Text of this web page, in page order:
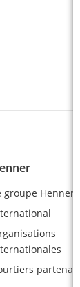
groupe Henner